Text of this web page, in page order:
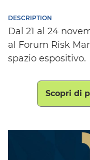
DESCRIPTION
Dal 21 al 24
al Forum Risk
spazio espositivo.
Scopri di